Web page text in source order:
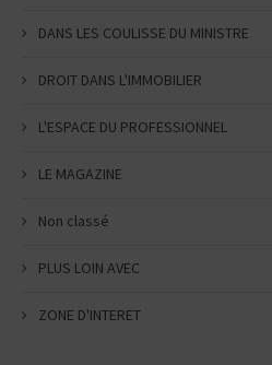
DANS LES COULISSE DU MINISTRE
DROIT DANS L'IMMOBILIER
L'ESPACE DU PROFESSIONNEL
LE MAGAZINE
Non classé
PLUS LOIN AVEC
ZONE D'INTERET